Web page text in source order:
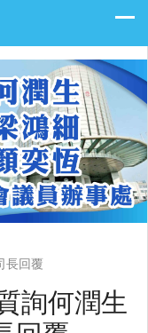
長回覆
詢何潤生